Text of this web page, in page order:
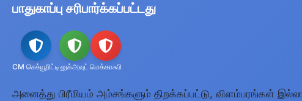
பாதுகாப்பு சரிபார்க்கப்பட்டது
CM செக்யூரிட்டி லுக்அவுட் மெக்காஃபி
அனைத்து பிரீமியம் அம்சங்களும் திறக்கப்பட்டு, விளம்பரங்கள்